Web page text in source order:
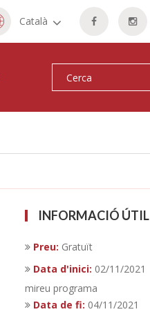
Català
INFORMACIÓ ÚTIL
Preu: Gratuït
Data d'inici: 02/11/2021
mireu programa
Data de fi: 04/11/2021